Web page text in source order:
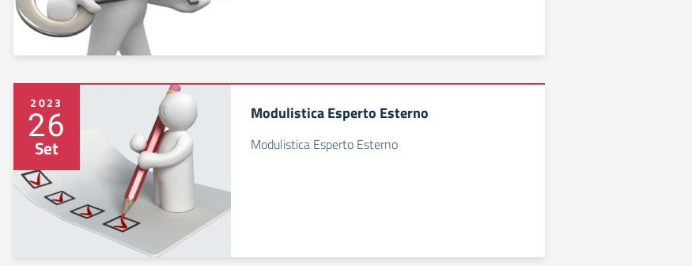
2023
26
Set
Modulistica Esperto Esterno
Modulistica Esperto Esterno